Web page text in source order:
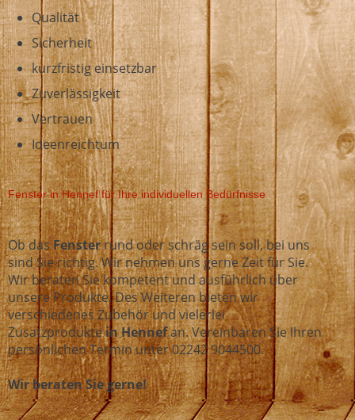
Qualität
Sicherheit
kurzfristig einsetzbar
Zuverlässigkeit
Vertrauen
Ideenreichtum
Fenster in Hennef für Ihre individuellen Bedürfnisse
Ob dasFensterrund oder schräg sein soll, bei uns
sind Sie richtig. Wir nehmen uns gerne Zeit für Sie.
Wir beraten Sie kompetent und ausführlich über
unsere Produkte. Des Weiteren bieten wir
verschiedenes Zubehör und vielerlei
Zusatzproduktein Hennefan. Vereinbaren Sie Ihren
persönlichen Termin unter 02242 9044500.
Wir beraten Sie gerne!